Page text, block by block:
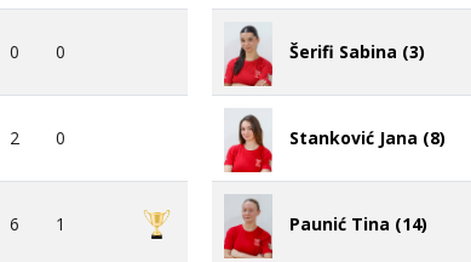
0 0
2 0
6 1
Šerifi Sabina (3)
Stanković Jana (8)
Paunić Tina (14)